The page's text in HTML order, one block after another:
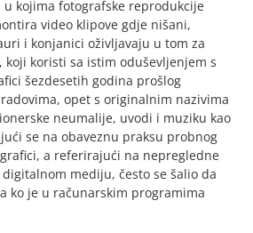
u kojima fotografske reprodukcije
video klipove gdje nišani,
i konjanici oživljavaju u tom za
koji koristi sa istim oduševljenjem s
šezdesetih godina prošlog
opet s originalnim nazivima
neumalije, uvodi i muziku kao
se na obaveznu praksu probnog
a referirajući na nepregledne
mediju, često se šalio da
ko je u računarskim programima